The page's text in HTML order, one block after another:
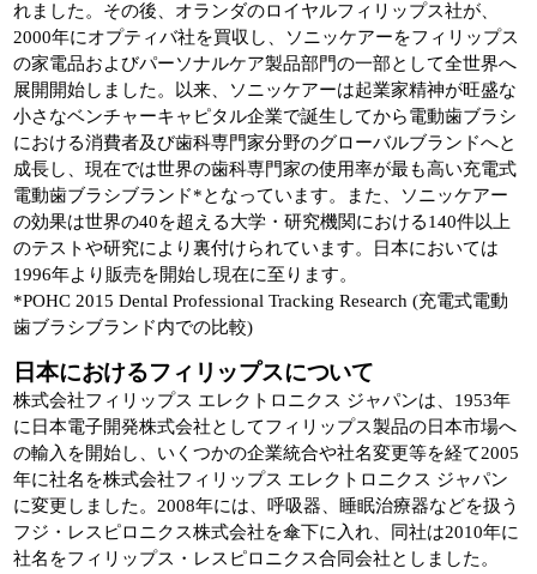
れました。その後、オランダのロイヤルフィリップス社が、
2000年にオプティバ社を買収し、ソニッケアーをフィリップス
の家電品およびパーソナルケア製品部門の一部として全世界へ
展開開始しました。以来、ソニッケアーは起業家精神が旺盛な
小さなベンチャーキャピタル企業で誕生してから電動歯ブラシ
における消費者及び歯科専門家分野のグローバルブランドへと
成長し、現在では世界の歯科専門家の使用率が最も高い充電式
電動歯ブラシブランド*となっています。また、ソニッケアー
の効果は世界の40を超える大学・研究機関における140件以上
のテストや研究により裏付けられています。日本においては
1996年より販売を開始し現在に至ります。
*POHC 2015 Dental Professional Tracking Research (充電式電動
歯ブラシブランド内での比較)
日本におけるフィリップスについて
株式会社フィリップス エレクトロニクス ジャパンは、1953年
に日本電子開発株式会社としてフィリップス製品の日本市場へ
の輸入を開始し、いくつかの企業統合や社名変更等を経て2005
年に社名を株式会社フィリップス エレクトロニクス ジャパン
に変更しました。2008年には、呼吸器、睡眠治療器などを扱う
フジ・レスピロニクス株式会社を傘下に入れ、同社は2010年に
社名をフィリップス・レスピロニクス合同会社としました。